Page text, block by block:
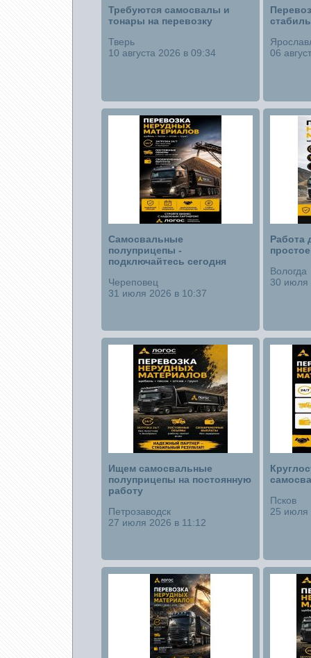
Требуются самосвалы и
тонары на перевозку
Тверь
10 августа 2026 в 09:34
06
Самосвальные
полуприцепы -
подключайтесь сегодня
Череповец
31 июля 2026 в 10:37
Работа
Вологда
30 июля
Ищем самосвальные
полуприцепы на постоянную
работу
Петрозаводск
27 июля 2026 в 11:12
Псков
25 июля